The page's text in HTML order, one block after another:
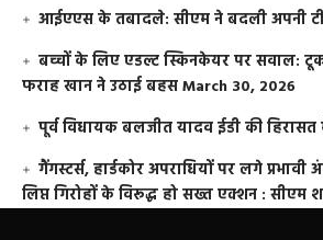
आईएएस के तबादले: सीएम ने बदली अपनी
बच्चों के लिए एडल्ट स्किनकेयर पर सवाल:
फराह खान ने उठाई बहसMarch 30, 2026
पूर्व विधायक बलजीत यादव ईडी की हिरासत
गैंगस्टर्स, हार्डकोर अपराधियों पर लगे
लिप्त गिरोहों के विरूद्ध हो सख्त एक्शन : सीएम